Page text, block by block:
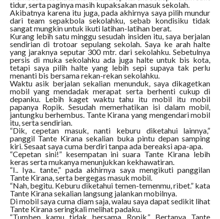
tidur, serta paginya masih kupaksakan masuk sekolah.
Akibatnya karena itu juga, pada akhirnya saya pilih mundur
dari team sepakbola sekolahku, sebab kondisiku tidak
sangat mungkin untuk ikuti latihan-latihan berat.
Kurang lebih satu minggu sesudah insiden itu, saya berjalan
sendirian di trotoar sepulang sekolah. Saya ke arah halte
yang jaraknya seputar 300 mtr. dari sekolahku. Sebetulnya
persis di muka sekolahku ada juga halte untuk bis kota,
tetapi saya pilih halte yang lebih sepi supaya tak perlu
menanti bis bersama rekan-rekan sekolahku.
Waktu asik berjalan sekalian menunduk, saya dikagetkan
mobil yang mendadak merapat serta berhenti cukup di
depanku. Lebih kaget waktu tahu itu mobil itu mobil
papanya Ropik. Sesudah memerhatikan isi dalam mobil,
jantungku berhembus. Tante Kirana yang mengendari mobil
itu, serta sendirian.
“Dik, cepetan masuk, nanti keburu diketahui lainnya,”
panggil Tante Kirana sekalian buka pintu depan samping
kiri. Sesaat saya cuma berdiri tanpa ada bereaksi apa-apa.
“Cepetan sini!” kesempatan ini suara Tante Kirana lebih
keras serta mukanya menunjukkan kekhawatiran.
“I.. Iya.. tante,” pada akhirnya saya mengikuti panggilan
Tante Kirana, serta bergegas masuk mobil.
“Nah, begitu. Keburu diketahui temen-temenmu, ribet.” kata
Tante Kirana sekalian langsung jalankan mobilnya.
Di mobil saya cuma diam saja, walau saya dapat sedikit lihat
Tante Kirana seringkali melihat padaku.
“Tumben kamu tidak bersama Ropik,” Bertanya Tante